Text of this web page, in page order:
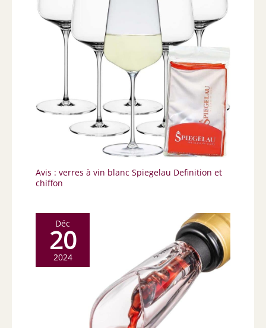
Avis : verres à vin blanc Spiegelau Definition et
chiffon
Déc
20
2024